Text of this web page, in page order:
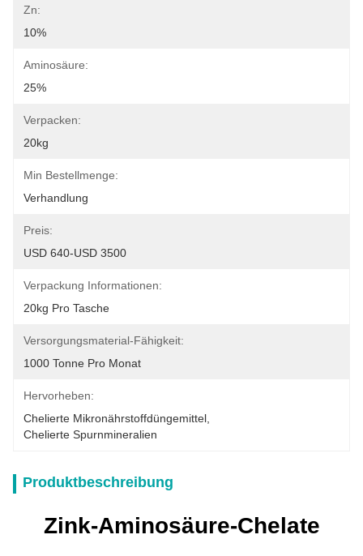
Zn:
10%
Aminosäure:
25%
Verpacken:
20kg
Min Bestellmenge:
Verhandlung
Preis:
USD 640-USD 3500
Verpackung Informationen:
20kg Pro Tasche
Versorgungsmaterial-Fähigkeit:
1000 Tonne Pro Monat
Hervorheben:
Chelierte Mikronährstoffdüngemittel
Chelierte Spurnmineralien
Produktbeschreibung
Zink-Aminosäure-Chelate